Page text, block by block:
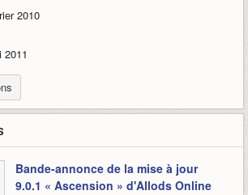
2010
2011
Bande-annonce de la mise à jour
9.0.1 « Ascension » d'Allods Online